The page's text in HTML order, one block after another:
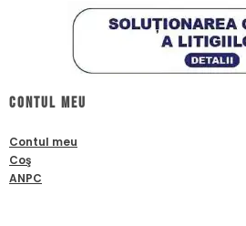
Contul meu
Contul meu
Coş
ANPC